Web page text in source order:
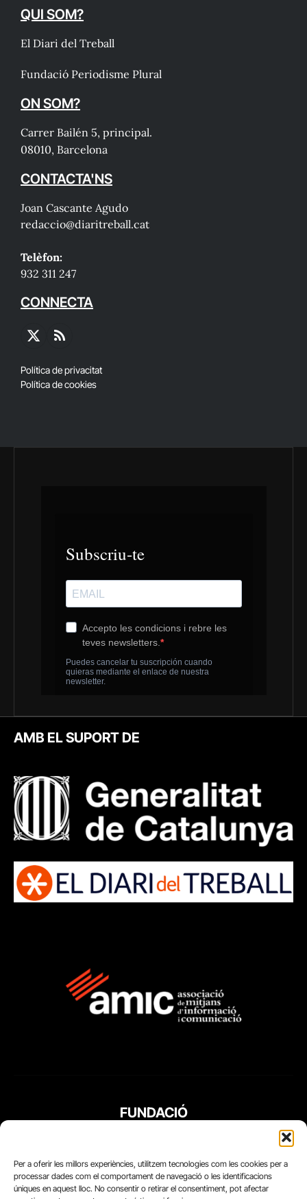
Per a oferir les millors experiències, utilitzem tecnologies com les cookies per a
processar dades com el comportament de navegació o les identificacions
úniques en aquest lloc. No consentir o retirar el consentiment, pot afectar
QUI SOM?
El Diari del Treball
Fundació Periodisme Plural
ON SOM?
Carrer Bailén 5, principal.
08010, Barcelona
CONTACTA'NS
Joan Cascante Agudo
redaccio@diaritreball.cat
Telèfon:
932 311 247
CONNECTA
X
RSS
Política de privacitat
Política de cookies
AMB EL SUPORT DE
FUNDACIÓ